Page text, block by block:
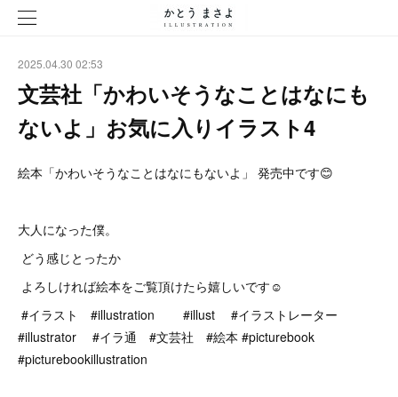
2025.04.30 02:53
文芸社「かわいそうなことはなにも
ないよ」お気に入りイラスト4
絵本「かわいそうなことはなにもないよ」 発売中です😊
大人になった僕。
どう感じとったか
よろしければ絵本をご覧頂けたら嬉しいです☺️
#イラスト #illustration #illust #イラストレーター
#illustrator #イラ通 #文芸社 #絵本 #picturebook
#picturebookillustration